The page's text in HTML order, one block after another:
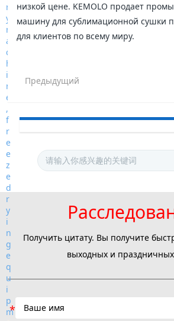
низкой цене. KEMOLO продает
машину для сублимационной сушки
для клиентов по всему миру.
Предыдущий
Получить цитату. Вы получите
выходных и